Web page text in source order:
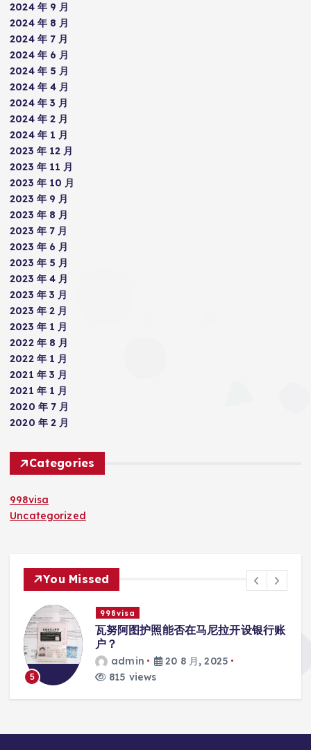
2024 年 9 月
2024 年 8 月
2024 年 7 月
2024 年 6 月
2024 年 5 月
2024 年 4 月
2024 年 3 月
2024 年 2 月
2024 年 1 月
2023 年 12 月
2023 年 11 月
2023 年 10 月
2023 年 9 月
2023 年 8 月
2023 年 7 月
2023 年 6 月
2023 年 5 月
2023 年 4 月
2023 年 3 月
2023 年 2 月
2023 年 1 月
2022 年 8 月
2022 年 1 月
2021 年 3 月
2021 年 1 月
2020 年 7 月
2020 年 2 月
Categories
998visa
Uncategorized
You Missed
5
998visa
瓦努阿图护照能否在马尼拉开设银行账
户？
admin
20 8 月, 2025
815 views